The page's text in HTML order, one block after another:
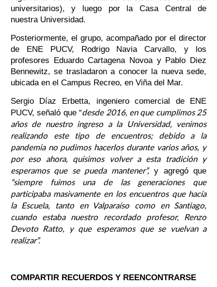
universitarios), y luego por la Casa Central de
nuestra Universidad.
Posteriormente, el grupo, acompañado por el director
de ENE PUCV, Rodrigo Navia Carvallo, y los
profesores Eduardo Cartagena Novoa y Pablo Diez
Bennewitz, se trasladaron a conocer la nueva sede,
ubicada en el Campus Recreo, en Viña del Mar.
Sergio Díaz Erbetta, ingeniero comercial de ENE
PUCV, señaló que “desde 2016, en que cumplimos 25
años de nuestro ingreso a la Universidad, venimos
realizando este tipo de encuentros; debido a la
pandemia no pudimos hacerlos durante varios años, y
por eso ahora, quisimos volver a esta tradición y
esperamos que se pueda mantener”,y agregó que
“siempre fuimos una de las generaciones que
participaba masivamente en los encuentros que hacía
la Escuela, tanto en Valparaíso como en Santiago,
cuando estaba nuestro recordado profesor, Renzo
Devoto Ratto, y que esperamos que se vuelvan a
realizar”.
COMPARTIR RECUERDOS Y REENCONTRARSE